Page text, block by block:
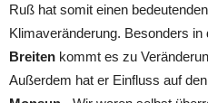
Ruß hat somit einen
Klimaveränderung. Besonders in
Breiten kommt es zu
Außerdem hat er Einfluss auf